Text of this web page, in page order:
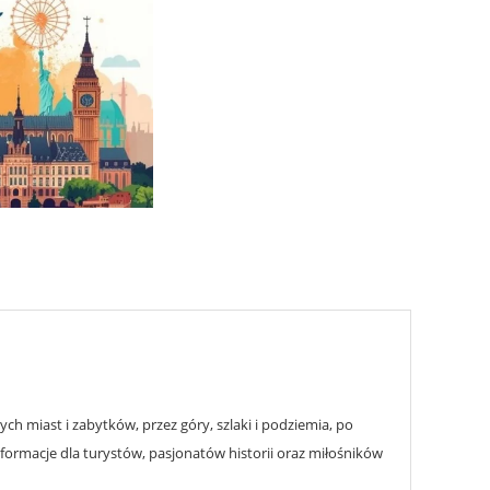
miast i zabytków, przez góry, szlaki i podziemia, po
dla turystów, pasjonatów historii oraz miłośników